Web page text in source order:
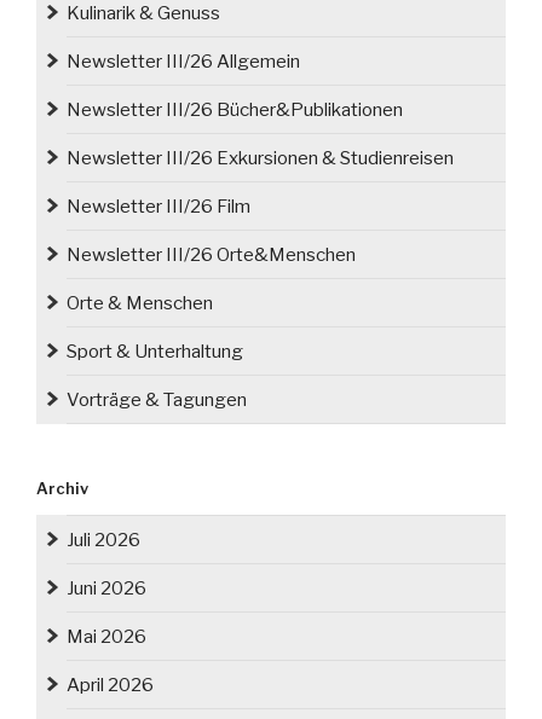
Kulinarik & Genuss
Newsletter III/26 Allgemein
Newsletter III/26 Bücher&Publikationen
Newsletter III/26 Exkursionen & Studienreisen
Newsletter III/26 Film
Newsletter III/26 Orte&Menschen
Orte & Menschen
Sport & Unterhaltung
Vorträge & Tagungen
Archiv
Juli 2026
Juni 2026
Mai 2026
April 2026